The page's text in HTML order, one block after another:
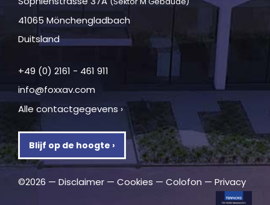
41065 Mönchengladbach
Duitsland
+49 (0) 2161 - 461 911
info@foxxav.com
Alle contactgegevens ›
Blijf op de hoogte ›
©2026 — Disclaimer — Cookies — Colofon — Privacy